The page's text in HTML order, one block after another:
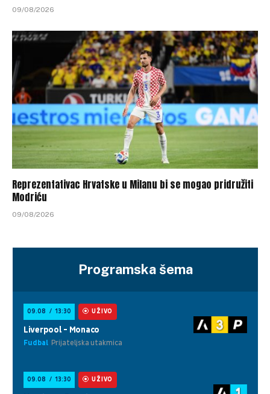
09/08/2026
Reprezentativac Hrvatske u Milanu bi se mogao pridružiti
Modriću
09/08/2026
Programska šema